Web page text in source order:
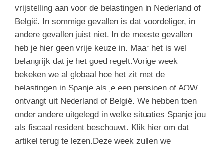
vrijstelling aan voor de belastingen in Nederland of
België. In sommige gevallen is dat voordeliger, in
andere gevallen juist niet. In de meeste gevallen
heb je hier geen vrije keuze in. Maar het is wel
belangrijk dat je het goed regelt.Vorige week
bekeken we al globaal hoe het zit met de
belastingen in Spanje als je een pensioen of AOW
ontvangt uit Nederland of België. We hebben toen
onder andere uitgelegd in welke situaties Spanje jou
als fiscaal resident beschouwt. Klik hier om dat
artikel terug te lezen.Deze week zullen we